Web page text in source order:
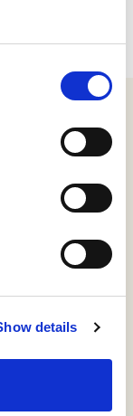
details